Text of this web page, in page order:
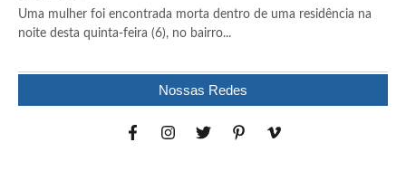
Uma mulher foi encontrada morta dentro de uma residência na
noite desta quinta-feira (6), no bairro...
Nossas Redes